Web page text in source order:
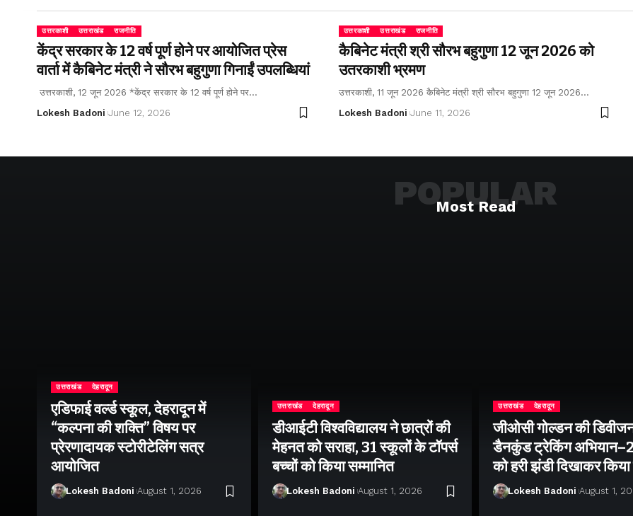
उत्तरकाशी उत्तराखंड राजनीति
केंद्र सरकार के 12 वर्ष पूर्ण होने पर आयोजित प्रेस
वार्ता में कैबिनेट मंत्री ने सौरभ बहुगुणा गिनाईं उपलब्धियां
उत्तरकाशी, 12 जून 2026 *केंद्र सरकार के 12 वर्ष पूर्ण होने पर…
Lokesh Badoni June 12, 2026
उत्तरकाशी उत्तराखंड राजनीति
कैबिनेट मंत्री श्री सौरभ बहुगुणा 12 जून 2026 को
उतरकाशी भ्रमण
उत्तरकाशी, 11 जून 2026 कैबिनेट मंत्री श्री सौरभ बहुगुणा 12 जून 2026…
Lokesh Badoni June 11, 2026
Most Read
POPULAR
उत्तराखंड देहरादून
एडिफाई वर्ल्ड स्कूल, देहरादून में
“कल्पना की शक्ति” विषय पर
प्रेरणादायक स्टोरीटेलिंग सत्र
आयोजित
Lokesh Badoni August 1, 2026
उत्तराखंड देहरादून
डीआईटी विश्वविद्यालय ने छात्रों की
मेहनत को सराहा, 31 स्कूलों के टॉपर्स
बच्चों को किया सम्मानित
Lokesh Badoni August 1, 2026
उत्तराखंड देहरादून
जीओसी गोल्डन की
डैनकुंड ट्रेकिंग
को हरी झंडी दिखाकर किया
Lokesh Badoni August 1,